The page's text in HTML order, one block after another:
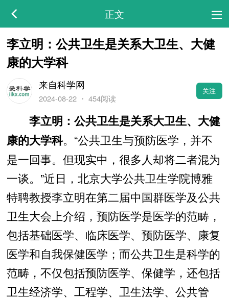
正文
李立明：公共卫生是关系大卫生、大健
康的大学科
来自科学网
2024-08-22・ 454阅读
关注
李立明：公共卫生是关系大卫生、大健
康的大学科。“公共卫生与预防医学，并不
是一回事。但现实中，很多人却将二者混为
一谈。”近日，北京大学公共卫生学院博雅
特聘教授李立明在第二届中国群医学及公共
卫生大会上介绍，预防医学是医学的范畴，
包括基础医学、临床医学、预防医学、康复
医学和自我保健医学；而公共卫生是科学的
范畴，不仅包括预防医学、保健学，还包括
卫生经济学、工程学、卫生法学、公共管